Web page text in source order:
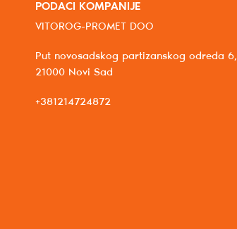
PODACI KOMPANIJE
VITOROG-PROMET DOO
Put novosadskog partizanskog odreda 6,
21000 Novi Sad
+381214724872